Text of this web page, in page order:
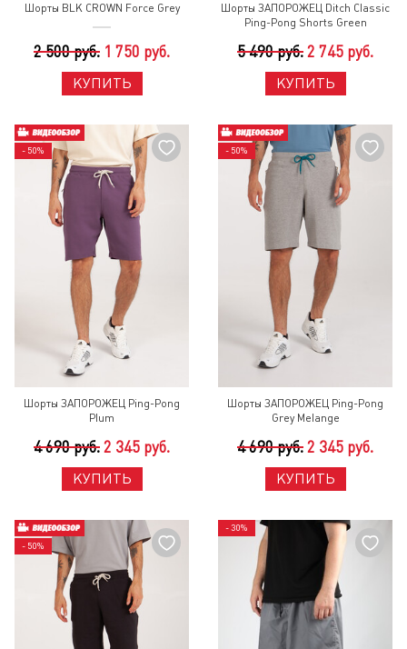
Шорты BLK CROWN Force Grey
2 500 руб. 1 750 руб.
КУПИТЬ
Шорты ЗАПОРОЖЕЦ Ditch Classic
Ping-Pong Shorts Green
5 490 руб. 2 745 руб.
КУПИТЬ
- 50%
Шорты ЗАПОРОЖЕЦ Ping-Pong
Plum
4 690 руб. 2 345 руб.
КУПИТЬ
- 50%
Шорты ЗАПОРОЖЕЦ Ping-Pong
Grey Melange
4 690 руб. 2 345 руб.
КУПИТЬ
- 50%
- 30%